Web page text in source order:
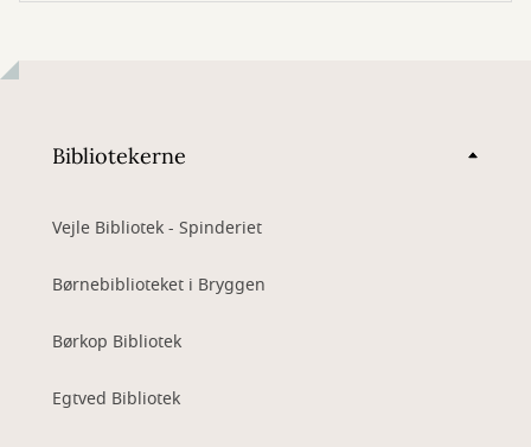
Bibliotekerne
Vejle Bibliotek - Spinderiet
Børnebiblioteket i Bryggen
Børkop Bibliotek
Egtved Bibliotek